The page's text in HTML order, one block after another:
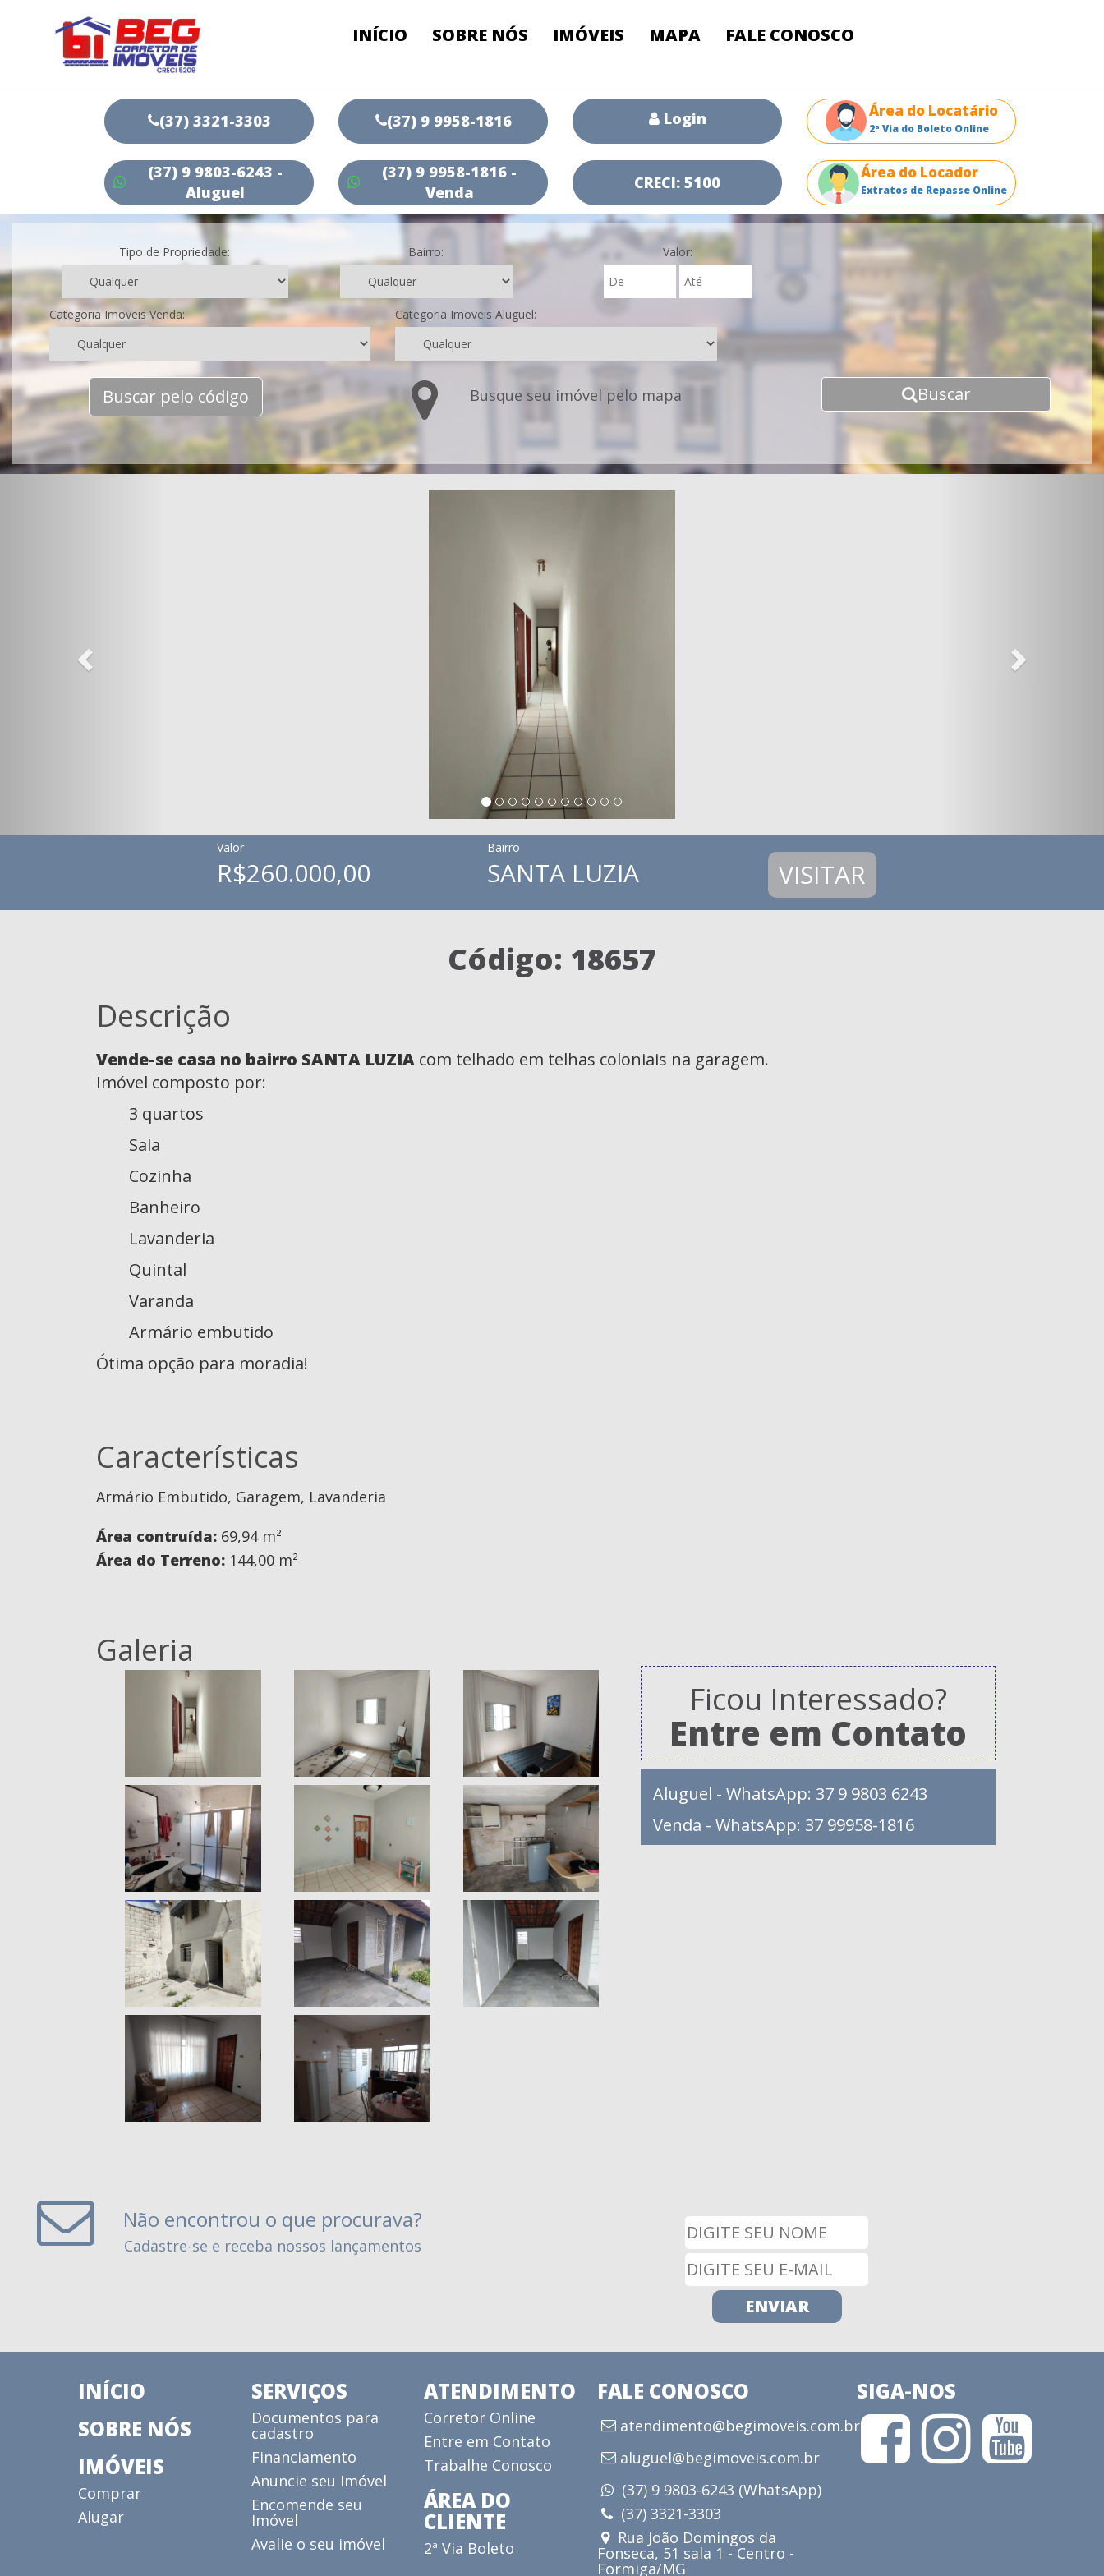
INÍCIO SOBRE NÓS IMÓVEIS MAPA FALE CONOSCO
(37) 3321-3303
(37) 9 9803-6243 -
Aluguel
(37) 9 9958-1816
(37) 9 9958-1816 -
Venda
Login
CRECI: 5100
Área do Locatário
2ª Via do Boleto Online
Área do Locador
Extratos de Repasse Online
Tipo de Propriedade: Bairro: Valor:
Categoria Imoveis Venda: Categoria Imoveis Aluguel:
Buscar pelo código Busque seu imóvel pelo mapa Buscar
Valor
R$260.000,00
Bairro
SANTA LUZIA VISITAR
Código: 18657
Descrição
Vende-se casa no bairro SANTA LUZIA com telhado em telhas coloniais na garagem.
Imóvel composto por:
3 quartos
Sala
Cozinha
Banheiro
Lavanderia
Quintal
Varanda
Armário embutido
Ótima opção para moradia!
Características
Armário Embutido, Garagem, Lavanderia
Área contruída: 69,94 m²
Área do Terreno: 144,00 m²
Galeria
Ficou Interessado?
Entre em Contato
Aluguel - WhatsApp: 37 9 9803 6243
Venda - WhatsApp: 37 99958-1816
Não encontrou o que procurava?
Cadastre-se e receba nossos lançamentos
INÍCIO
SOBRE NÓS
IMÓVEIS
Comprar
Alugar
SERVIÇOS
Documentos para
cadastro
Financiamento
Anuncie seu Imóvel
Encomende seu
Imóvel
Avalie o seu imóvel
ATENDIMENTO
Corretor Online
Entre em Contato
Trabalhe Conosco
ÁREA DO
CLIENTE
2ª Via Boleto
FALE CONOSCO
atendimento@begimoveis.com.br
aluguel@begimoveis.com.br
(37) 9 9803-6243 (WhatsApp)
(37) 3321-3303
Rua João Domingos da
Fonseca, 51 sala 1 - Centro -
Formiga/MG
SIGA-NOS